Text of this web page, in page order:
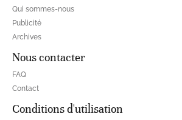
Qui sommes-nous
Publicité
Archives
Nous contacter
FAQ
Contact
Conditions d'utilisation